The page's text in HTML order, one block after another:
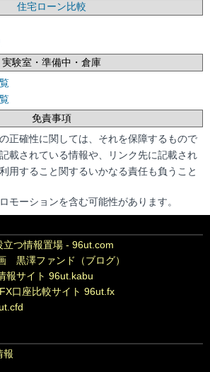
住宅ローン比較
実験室・準備中・倉庫
免責事項
正確性に関しては、それを保障するもので
載されている情報や、リンク先に記載され
用すること関するいかなる責任も負うこと
モーションを含む可能性があります。
立つ情報置場 - 96ut.com
黒澤ファンド（ブログ）
報サイト 96ut.kabu
口座比較サイト 96ut.fx
報